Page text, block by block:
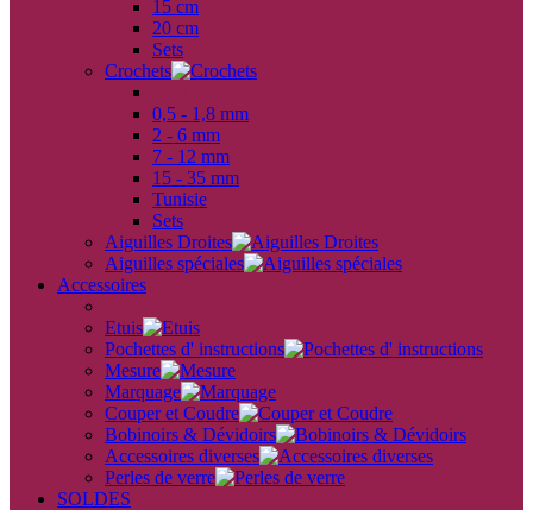
15 cm
20 cm
Sets
Crochets
0,5 - 1,8 mm
2 - 6 mm
7 - 12 mm
15 - 35 mm
Tunisie
Sets
Aiguilles Droites
Aiguilles spéciales
Accessoires
Etuis
Pochettes d' instructions
Mesure
Marquage
Couper et Coudre
Bobinoirs & Dévidoirs
Accessoires diverses
Perles de verre
SOLDES